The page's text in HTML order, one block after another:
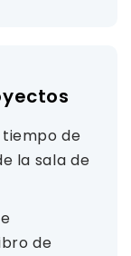
de
la sala de
de